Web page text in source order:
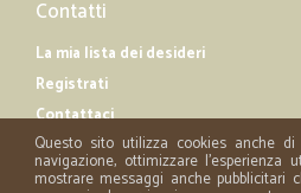
Contatti
La mia lista dei desideri
Registrati
Contattaci
Questo sito utilizza cookies anche
navigazione, ottimizzare l'esperienza
mostrare messaggi anche pubblicitari